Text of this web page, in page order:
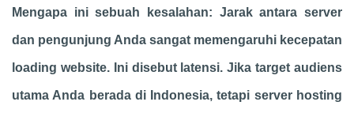
Mengapa ini sebuah kesalahan: Jarak antara server
dan pengunjung Anda sangat memengaruhi kecepatan
loading website. Ini disebut latensi. Jika target audiens
utama Anda berada di Indonesia, tetapi server hosting